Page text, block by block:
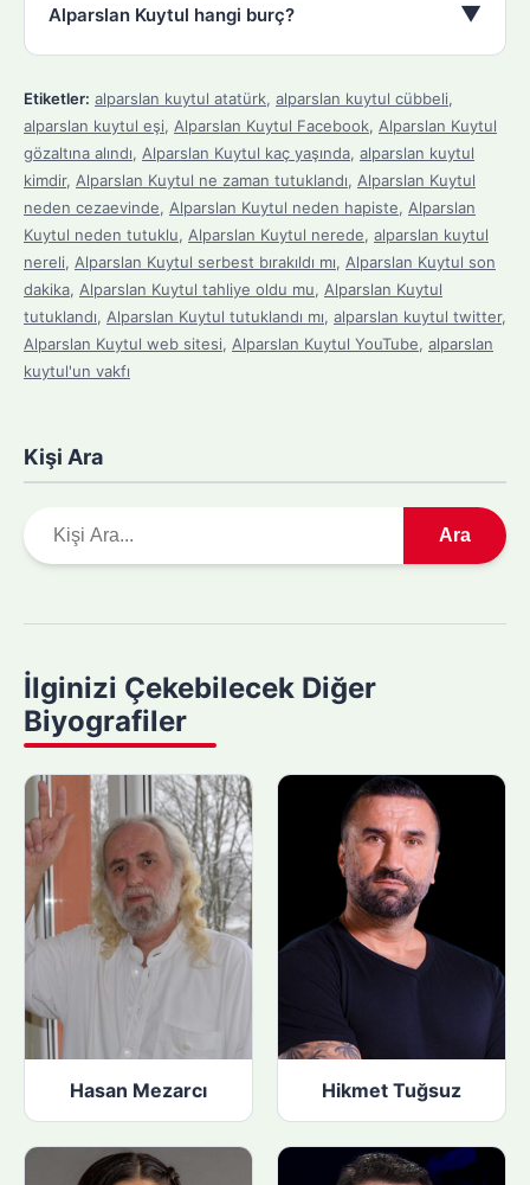
Alparslan Kuytul hangi burç? ▼
Etiketler: alparslan kuytul atatürk, alparslan kuytul cübbeli,
alparslan kuytul eşi, Alparslan Kuytul Facebook, Alparslan Kuytul
gözaltına alındı, Alparslan Kuytul kaç yaşında, alparslan kuytul
kimdir, Alparslan Kuytul ne zaman tutuklandı, Alparslan Kuytul
neden cezaevinde, Alparslan Kuytul neden hapiste, Alparslan
Kuytul neden tutuklu, Alparslan Kuytul nerede, alparslan kuytul
nereli, Alparslan Kuytul serbest bırakıldı mı, Alparslan Kuytul son
dakika, Alparslan Kuytul tahliye oldu mu, Alparslan Kuytul
tutuklandı, Alparslan Kuytul tutuklandı mı, alparslan kuytul twitter,
Alparslan Kuytul web sitesi, Alparslan Kuytul YouTube, alparslan
kuytul'un vakfı
Kişi Ara
r
y
a
p
n
Ara
İlginizi Çekebilecek Diğer
Biyografiler
Hasan Mezarcı Hikmet Tuğsuz